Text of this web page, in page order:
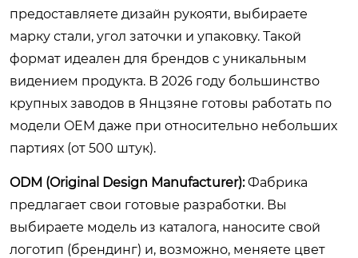
предоставляете дизайн рукояти, выбираете
марку стали, угол заточки и упаковку. Такой
формат идеален для брендов с уникальным
видением продукта. В 2026 году большинство
крупных заводов в Янцзяне готовы работать по
модели OEM даже при относительно небольших
партиях (от 500 штук).
ODM (Original Design Manufacturer):Фабрика
предлагает свои готовые разработки. Вы
выбираете модель из каталога, наносите свой
логотип (брендинг) и, возможно, меняете цвет